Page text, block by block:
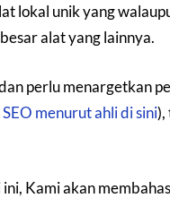
lokal unik yang
alat yang lainnya.
perlu menargetkan
menurut ahli di sini),
Kami akan